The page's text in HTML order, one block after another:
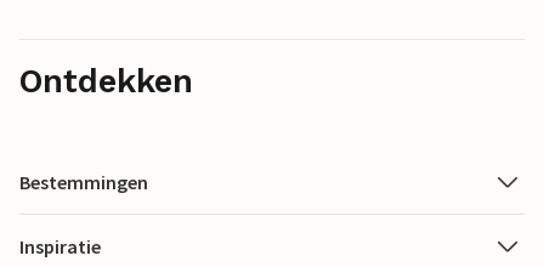
Ontdekken
Bestemmingen
Inspiratie